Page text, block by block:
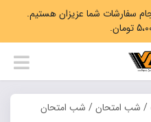
۱۵ مرداد ۱۴۰۵ آماده انجام سفارشات شما عزیزان هستیم.
/ شب امتحان/ شب امتحان